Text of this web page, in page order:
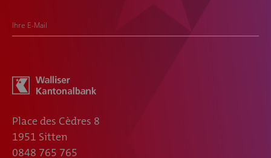
Ihre E-Mail
Place des Cèdres 8
1951 Sitten
0848 765 765